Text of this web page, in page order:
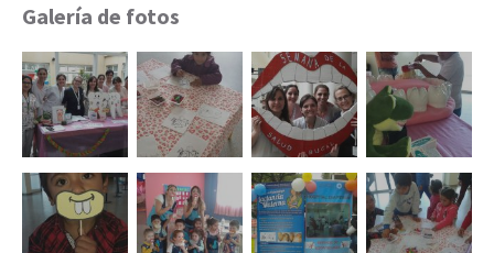
Galería de fotos